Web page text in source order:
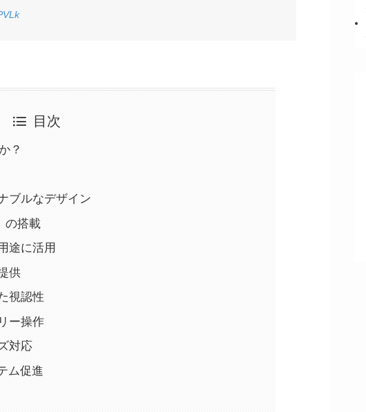
目次
？
ブルなデザイン
の搭載
途に活用
供
視認性
ー操作
対応
ム促進